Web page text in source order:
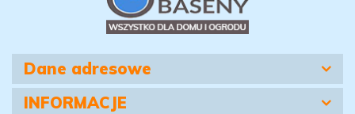
Dane adresowe
INFORMACJE